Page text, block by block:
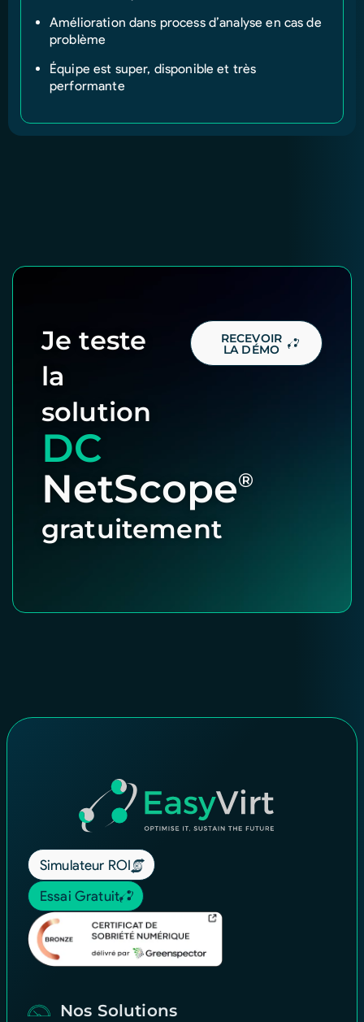
Amélioration dans process d’analyse en cas de
problème
Équipe est super, disponible et très
performante
Je teste
la
solution
DC
NetScope®
gratuitement
RECEVOIR
LA DÉMO
Simulateur ROI
Essai Gratuit
Nos Solutions